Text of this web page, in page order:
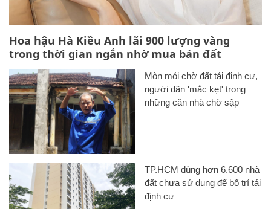
Hoa hậu Hà Kiều Anh lãi 900 lượng vàng
trong thời gian ngắn nhờ mua bán đất
Mòn mỏi chờ đất tái định cư,
người dân 'mắc kẹt' trong
những căn nhà chờ sập
TP.HCM dùng hơn 6.600 nhà
đất chưa sử dụng để bố trí tái
định cư